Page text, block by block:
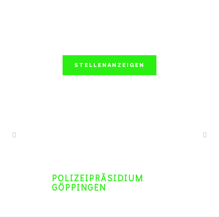
STELLENANZEIGEN
POLIZEIPRÄSIDIUM
GÖPPINGEN